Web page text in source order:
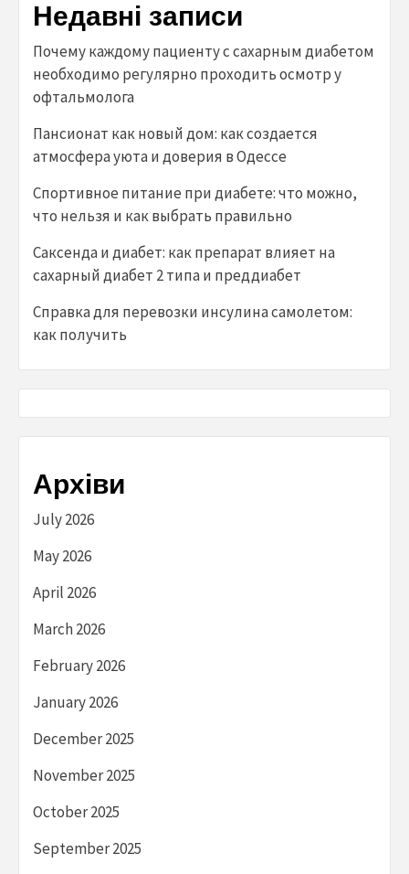
Недавні записи
Почему каждому пациенту с сахарным диабетом
необходимо регулярно проходить осмотр у
офтальмолога
Пансионат как новый дом: как создается
атмосфера уюта и доверия в Одессе
Спортивное питание при диабете: что можно,
что нельзя и как выбрать правильно
Саксенда и диабет: как препарат влияет на
сахарный диабет 2 типа и преддиабет
Справка для перевозки инсулина самолетом:
как получить
Архіви
July 2026
May 2026
April 2026
March 2026
February 2026
January 2026
December 2025
November 2025
October 2025
September 2025